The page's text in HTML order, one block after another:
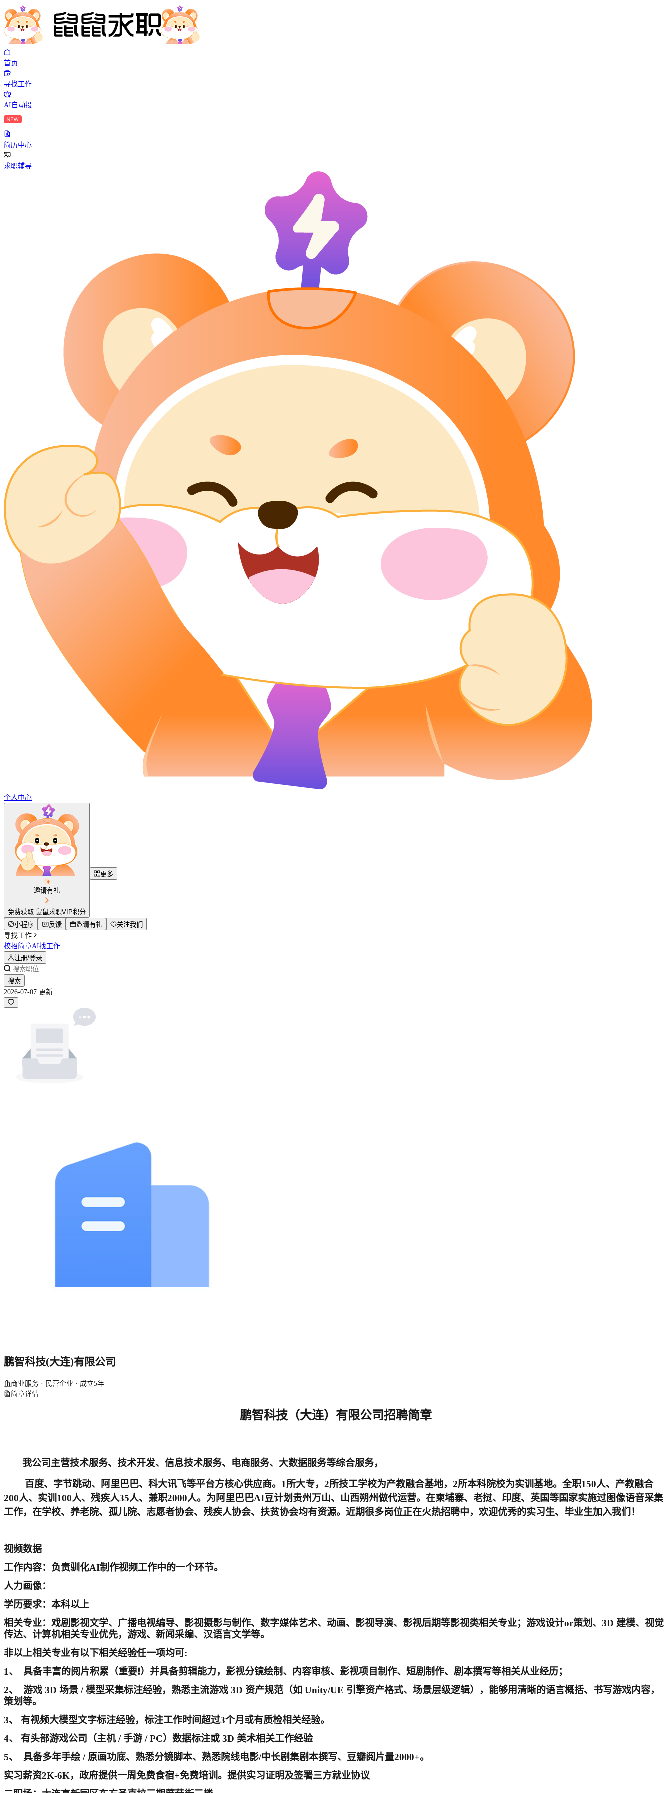
首页
寻找工作
AI自动投
简历中心
求职辅导
个人中心
邀请有礼
免费获取 鼠鼠求职VIP积分
更多
小程序 反馈 邀请有礼
关注我们
寻找工作
校招简章AI找工作
注册/登录
搜索
2026-07-07 更新
鹏智科技(大连)有限公司
商业服务 · 民营企业 · 成立5年
简章详情
鹏智科技（大连）有限公司招聘简章
我公司主营技术服务、技术开发、信息技术服务、电商服务、大数据服务等综合服务，
百度、字节跳动、阿里巴巴、科大讯飞等平台方核心供应商。1所大专，2所技工学校为产教融合基地，2所本科院校为实训基地。全职150人、产教融合
200人、实训100人、残疾人35人、兼职2000人。为阿里巴巴AI豆计划贵州万山、山西朔州做代运营。在柬埔寨、老挝、印度、英国等国家实施过图像语音采集
工作，在学校、养老院、孤儿院、志愿者协会、残疾人协会、扶贫协会均有资源。近期很多岗位正在火热招聘中，欢迎优秀的实习生、毕业生加入我们！
视频数据
工作内容：负责驯化AI制作视频工作中的一个环节。
人力画像：
学历要求：本科以上
相关专业：戏剧影视文学、广播电视编导、影视摄影与制作、数字媒体艺术、动画、影视导演、影视后期等影视类相关专业；游戏设计or策划、3D 建模、视觉
传达、计算机相关专业优先，游戏、新闻采编、汉语言文学等。
非以上相关专业有以下相关经验任一项均可:
1、 具备丰富的阅片积累（重要❗）并具备剪辑能力，影视分镜绘制、内容审核、影视项目制作、短剧制作、剧本撰写等相关从业经历；
2、 游戏 3D 场景 / 模型采集标注经验，熟悉主流游戏 3D 资产规范（如 Unity/UE 引擎资产格式、场景层级逻辑），能够用清晰的语言概括、书写游戏内容，
策划等。
3、 有视频大模型文字标注经验，标注工作时间超过3个月或有质检相关经验。
4、 有头部游戏公司（主机 / 手游 / PC）数据标注或 3D 美术相关工作经验
5、 具备多年手绘 / 原画功底、熟悉分镜脚本、熟悉院线电影/中长剧集剧本撰写、豆瓣阅片量2000+。
实习薪资2K-6K，政府提供一周免费食宿+免费培训。提供实习证明及签署三方就业协议